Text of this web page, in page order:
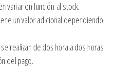
variar en función al stock.
un valor adicional dependiendo
realizan de dos hora a dos horas
del pago.